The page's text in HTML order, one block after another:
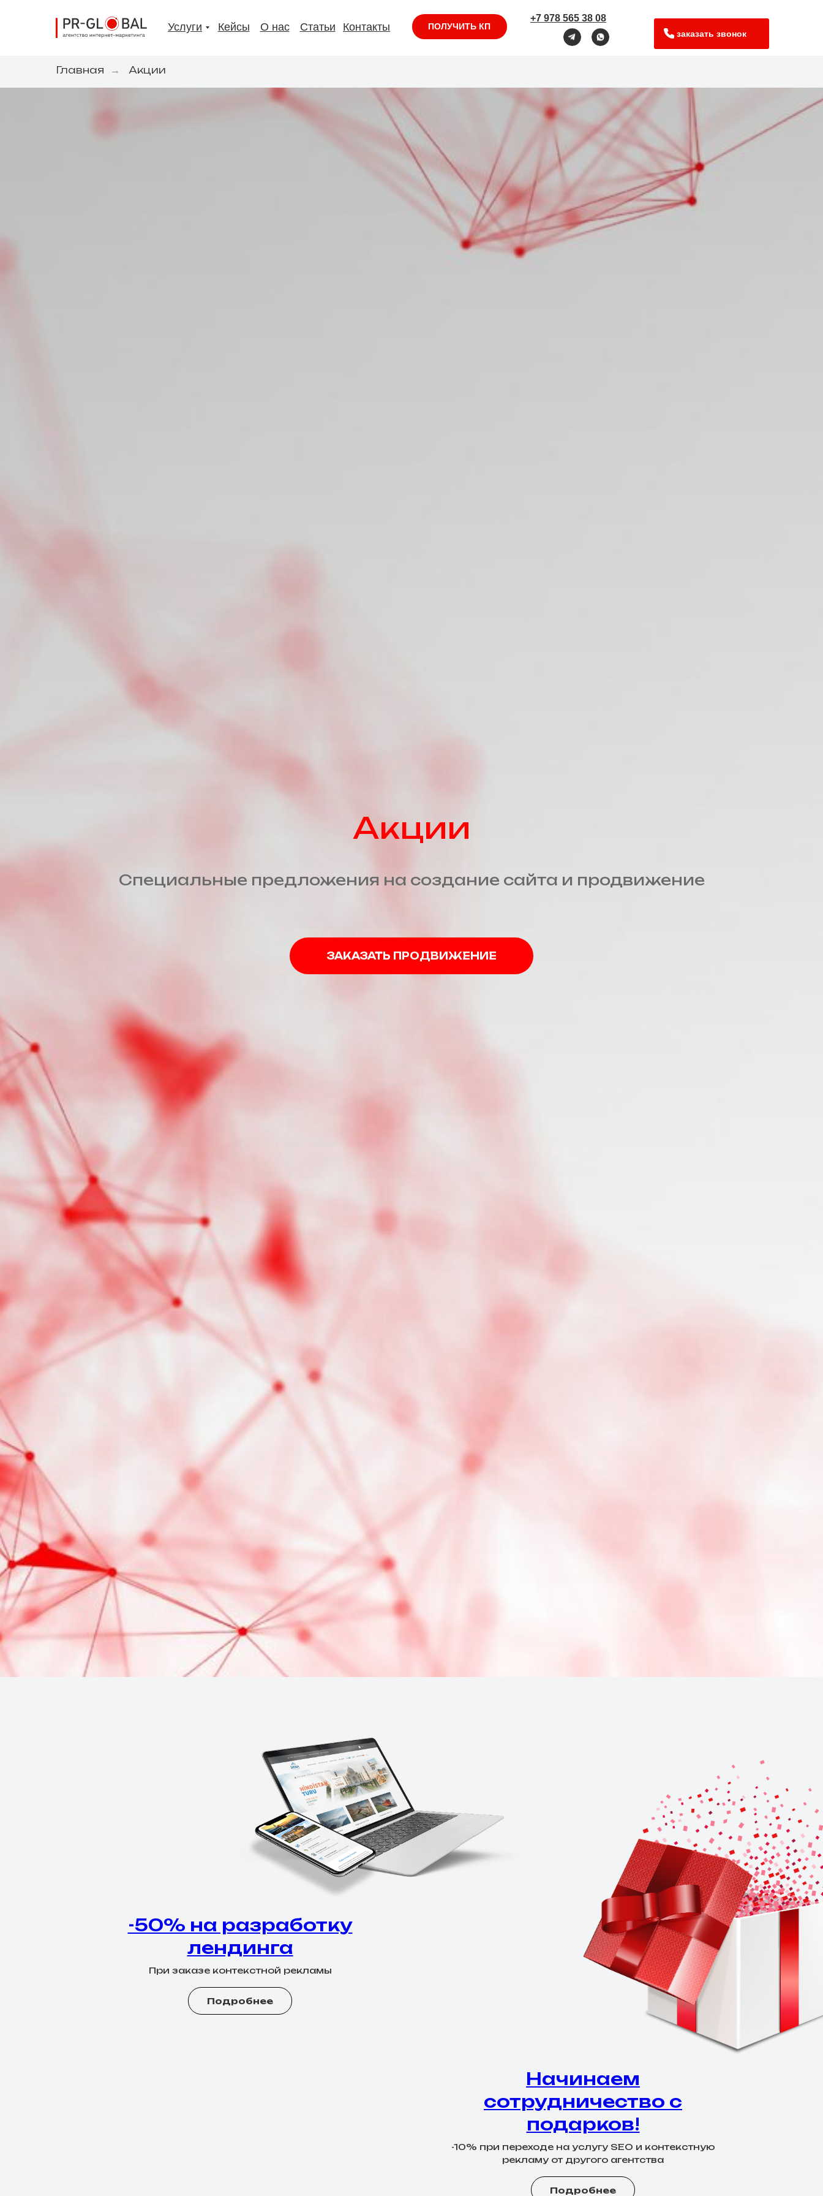
Услуги Кейсы О нас Статьи
+7 978 565 38 08
заказать звонок
Контакты ПОЛУЧИТЬ КП
Главная → Акции
Акции
Специальные предложения на создание сайта и продвижение
ЗАКАЗАТЬ ПРОДВИЖЕНИЕ
-50% на разработку
лендинга
При заказе контекстной рекламы
Подробнее
Начинаем
сотрудничество с
подарков!
-10% при переходе на услугу SEO и контекстную
рекламу от другого агентства
Подробнее